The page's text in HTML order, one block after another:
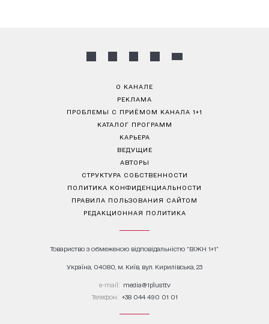
О КАНАЛЕ
РЕКЛАМА
ПРОБЛЕМЫ С ПРИЁМОМ КАНАЛА 1+1
КАТАЛОГ ПРОГРАММ
КАРЬЕРА
ВЕДУЩИЕ
АВТОРЫ
СТРУКТУРА СОБСТВЕННОСТИ
ПОЛИТИКА КОНФИДЕНЦИАЛЬНОСТИ
ПРАВИЛА ПОЛЬЗОВАНИЯ САЙТОМ
РЕДАКЦИОННАЯ ПОЛИТИКА
Товариство з обмеженою відповідальністю "ВІЖН 1+1"
Україна, 04080, м. Київ, вул. Кирилівська, 23
е-mail: media@1plus1.tv
Телефон: +38 044 490 01 01